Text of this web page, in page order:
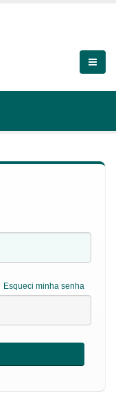
Esqueci minha senha